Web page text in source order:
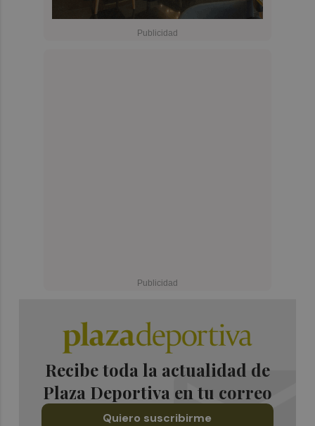
Recibe toda la actualidad de
Plaza Deportiva en tu correo
Quiero suscribirme